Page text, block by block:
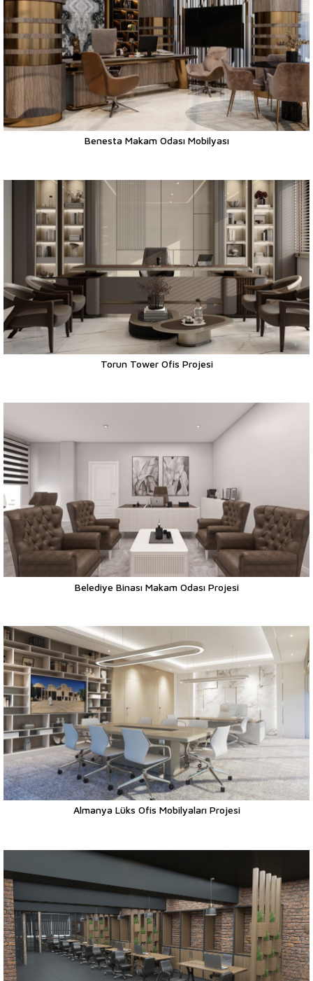
Benesta Makam Odası Mobilyası
Torun Tower Ofis Projesi
Belediye Binası Makam Odası Projesi
Almanya Lüks Ofis Mobilyaları Projesi